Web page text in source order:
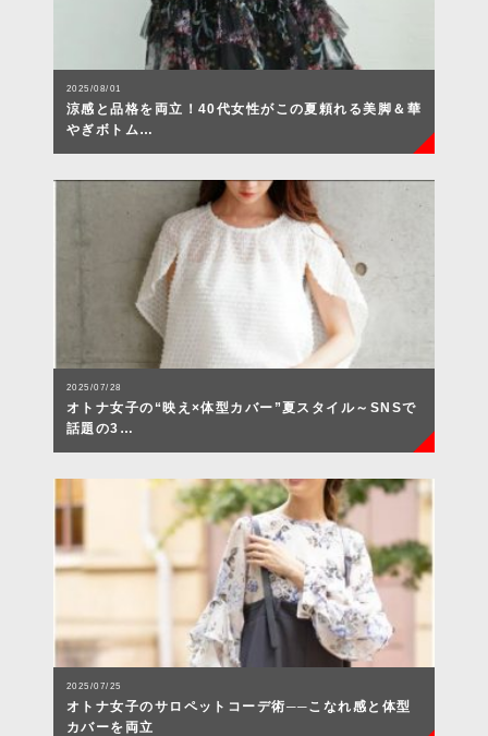
2025/08/01
涼感と品格を両立！40代女性がこの夏頼れる美脚＆華
やぎボトム…
2025/07/28
オトナ女子の“映え×体型カバー”夏スタイル～SNSで
話題の3…
2025/07/25
オトナ女子のサロペットコーデ術──こなれ感と体型
カバーを両立